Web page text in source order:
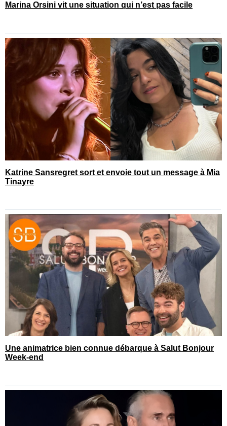
Marina Orsini vit une situation qui n’est pas facile
Katrine Sansregret sort et envoie tout un message à Mia
Tinayre
Une animatrice bien connue débarque à Salut Bonjour
Week-end